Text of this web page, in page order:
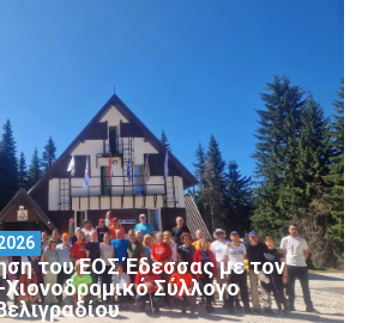
του ΕΟΣ Έδεσσας με τον
Σύλλογο